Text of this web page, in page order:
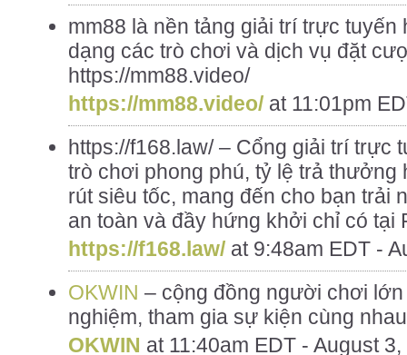
mm88 là nền tảng giải trí trực tuyến
dạng các trò chơi và dịch vụ đặt
https://mm88.video/
https://mm88.video/ at 11:01pm
https://f168.law/ – Cổng giải trí trực
trò chơi phong phú, tỷ lệ trả thưởng
rút siêu tốc, mang đến cho bạn trải
an toàn và đầy hứng khởi chỉ có tại
https://f168.law/ at 9:48am EDT -
OKWIN – cộng đồng người chơi
nghiệm, tham gia sự kiện cùng
OKWIN at 11:40am EDT - August